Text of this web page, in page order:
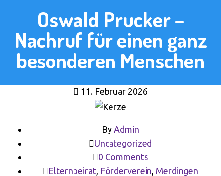
Oswald Prucker –
Nachruf für einen ganz
besonderen Menschen
11. Februar 2026
By Admin
Uncategorized
0 Comments
Elternbeirat, Förderverein Merdingen